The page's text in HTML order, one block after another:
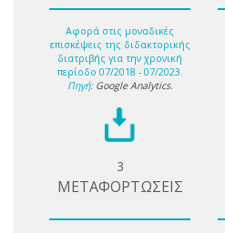
Αφορά στις μοναδικές
επισκέψεις της διδακτορικής
διατριβής για την χρονική
περίοδο 07/2018 - 07/2023.
Πηγή: Google Analytics.
3
ΜΕΤΑΦΟΡΤΩΣΕΙΣ